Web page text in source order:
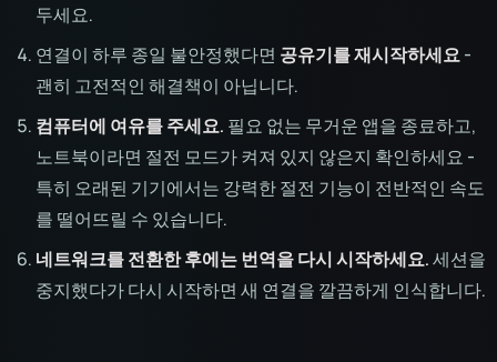
두세요.
연결이 하루 종일 불안정했다면 공유기를 재시작하세요-
괜히 고전적인 해결책이 아닙니다.
컴퓨터에 여유를 주세요. 필요 없는 무거운 앱을 종료하고,
노트북이라면 절전 모드가 켜져 있지 않은지 확인하세요 -
특히 오래된 기기에서는 강력한 절전 기능이 전반적인 속도
를 떨어뜨릴 수 있습니다.
네트워크를 전환한 후에는 번역을 다시 시작하세요.세션을
중지했다가 다시 시작하면 새 연결을 깔끔하게 인식합니다.